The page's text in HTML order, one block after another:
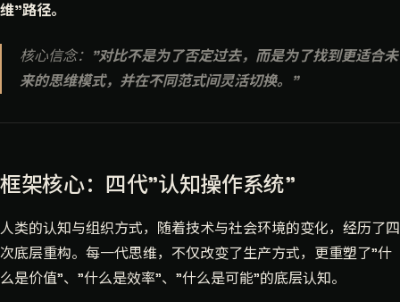
维"路径。
核心信念： "对比不是为了否定过去，而是为了找到更适合未
来的思维模式，并在不同范式间灵活切换。"
框架核心：四代"认知操作系统"
人类的认知与组织方式，随着技术与社会环境的变化，经历了四
次底层重构。每一代思维，不仅改变了生产方式，更重塑了"什
么是价值"、"什么是效率"、"什么是可能"的底层认知。